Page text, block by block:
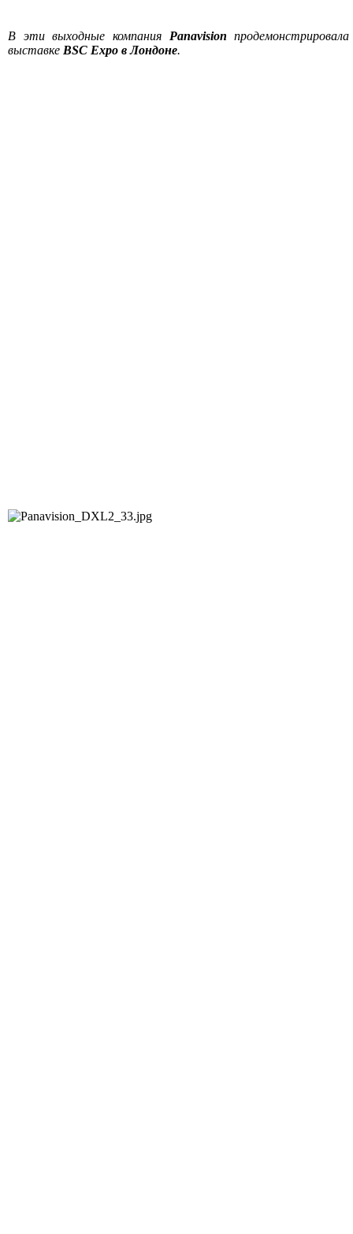
В эти выходные компания Panavision
выставке BSC Expo в Лондоне.